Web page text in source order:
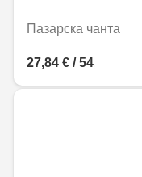
Пазарска чанта
27,84 € / 54,45 лв.